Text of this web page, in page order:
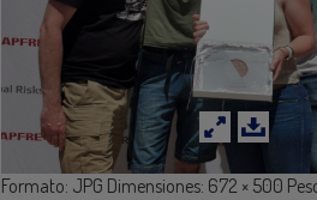
Formato: JPG Dimensiones: 672 × 500